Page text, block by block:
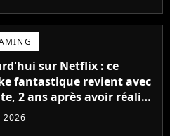
sur Netflix : ce
fantastique revient avec
2 ans après avoir réalisé
de vues et régné 6
dans le Top 10